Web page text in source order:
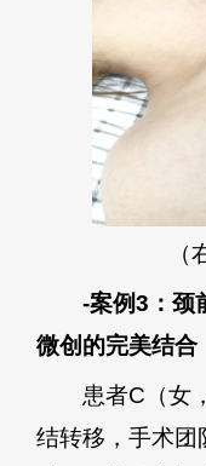
（
-案例3：
微创的完美结合
患者C（女，
结转移，手术团